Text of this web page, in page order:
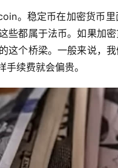
。稳定币在加密货币
些都属于法币。如果加
这个桥梁。一般来说，
续费就会偏贵。